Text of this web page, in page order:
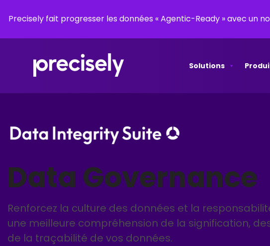
Precisely fait progresser les données « Agentic-Ready » avec un
Solutions
Data Governance
Renforcez la culture des données et la
une meilleure compréhension de la signification,
de la traçabilité de vos données.